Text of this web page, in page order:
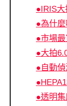
●IRIS
●為什
●市場
●大拍
●自動
●透明